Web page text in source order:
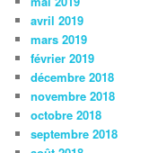
avril 2019
mars 2019
février 2019
décembre 2018
novembre 2018
octobre 2018
septembre 2018